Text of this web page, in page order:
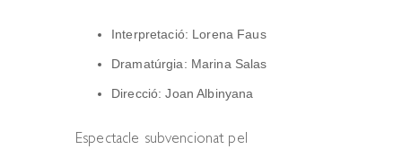
Interpretació: Lorena Faus
Dramatúrgia: Marina Salas
Direcció: Joan Albinyana
Espectacle subvencionat pel